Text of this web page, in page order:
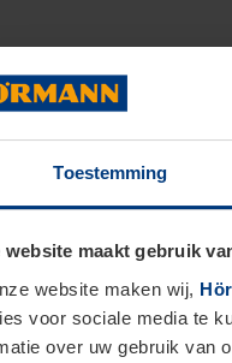
Toestemming
website maakt gebruik
website maken wij,
voor sociale media te
over uw gebruik van